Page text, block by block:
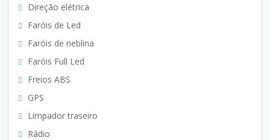
Direção elétrica
Faróis de Led
Faróis de neblina
Faróis Full Led
Freios ABS
GPS
Limpador traseiro
Rádio